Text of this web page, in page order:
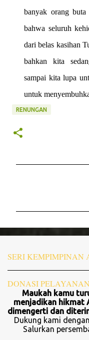
banyak orang
bahwa seluruh
dari belas kasihan
bahkan kita
sampai kita lupa
untuk
RENUNGAN
n
SERI KEMPIMPINAN
DONASI PELAYANAN
Maukah kamu
menjadikan hikmat
dimengerti dan
Dukung kami
Salurkan